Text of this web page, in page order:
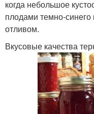
когда небольшое
плодами темно-
отливом.
Вкусовые качества